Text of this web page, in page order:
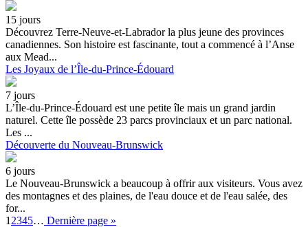
15 jours
Découvrez Terre-Neuve-et-Labrador la plus jeune des provinces
canadiennes. Son histoire est fascinante, tout a commencé à l’Anse
aux Mead...
Les Joyaux de l’Île-du-Prince-Édouard
7 jours
L’Île-du-Prince-Édouard est une petite île mais un grand jardin
naturel. Cette île possède 23 parcs provinciaux et un parc national.
Les ...
Découverte du Nouveau-Brunswick
6 jours
Le Nouveau-Brunswick a beaucoup à offrir aux visiteurs. Vous avez
des montagnes et des plaines, de l'eau douce et de l'eau salée, des
for...
1 2345… Dernière page »